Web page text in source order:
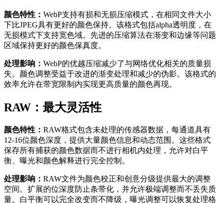
颜色特性： WebP支持有损和无损压缩模式，在相同文件大小
下比JPEG具有更好的颜色保持。该格式包括alpha透明度，在
无损模式下支持宽色域。先进的压缩算法在渐变和边缘等问题
区域保持更好的颜色保真度。
处理影响： WebP的优越压缩减少了与网络优化相关的质量损
失。颜色调整受益于改进的渐变处理和减少的伪影。该格式的
效率允许在带宽限制内实现更高质量的颜色再现。
RAW：最大灵活性
颜色特性： RAW格式包含未处理的传感器数据，每通道具有
12-16位颜色深度，提供大量颜色信息和动态范围。这些格式
保存所有捕获的颜色数据而不进行相机内处理，允许对白平
衡、曝光和颜色解释进行完全控制。
处理影响： RAW文件为颜色校正和创意分级提供最大的调整
空间。扩展的位深度防止条带化，并允许极端调整而不丢失质
量。白平衡可以完全改变而不降级，曝光调整可以恢复处理格